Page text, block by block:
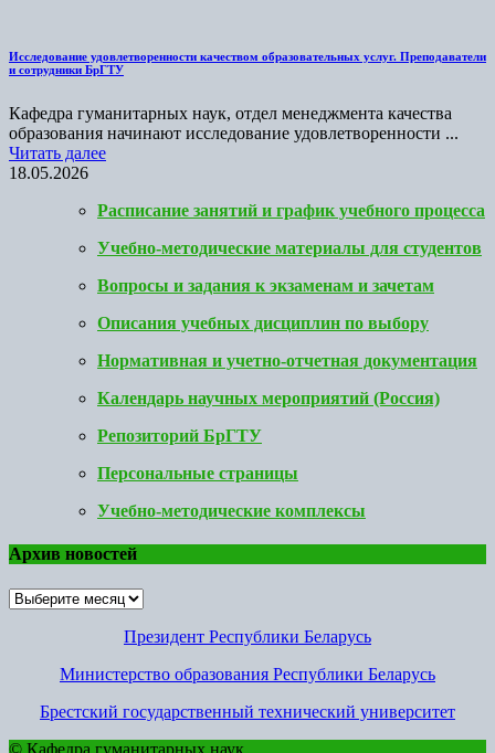
Исследование удовлетворенности качеством образовательных услуг. Преподаватели
и сотрудники БрГТУ
Кафедра гуманитарных наук, отдел менеджмента качества
образования начинают исследование удовлетворенности ...
Читать далее
18.05.2026
Расписание занятий и график учебного процесса
Учебно-методические материалы для студентов
Вопросы и задания к экзаменам и зачетам
Описания учебных дисциплин по выбору
Нормативная и учетно-отчетная документация
Календарь научных мероприятий (Россия)
Репозиторий БрГТУ
Персональные страницы
Учебно-методические комплексы
Архив новостей
Архив
Президент Республики Беларусь
Министерство образования Республики Беларусь
Брестский государственный технический университет
© Кафедра гуманитарных наук